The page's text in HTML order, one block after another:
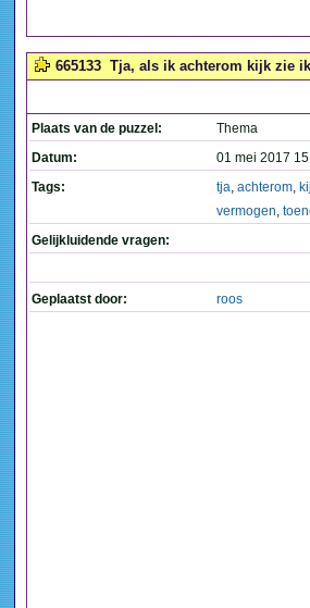
665133 Tja, als ik achterom kijk zie
Plaats van de puzzel:
Thema
Datum:
01 mei 2017
Tags:
tja, achterom,
vermogen,
Gelijkluidende vragen:
Geplaatst door: roos